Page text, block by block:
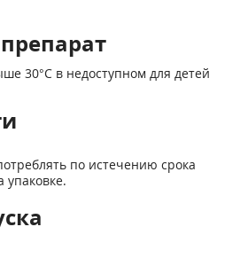
30°С в недоступном для детей
по истечению срока
упаковке.